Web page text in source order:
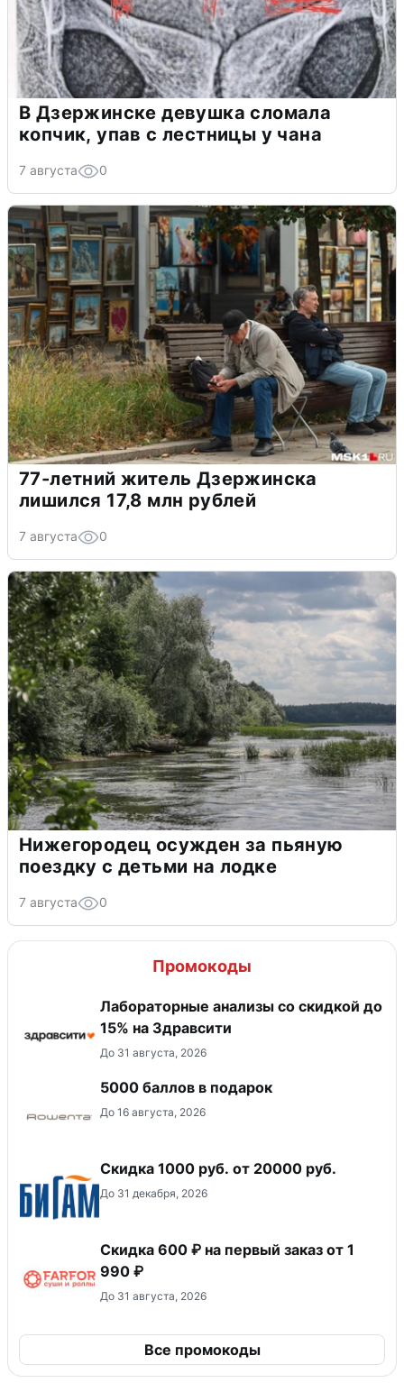
В Дзержинске девушка сломала
копчик, упав с лестницы у чана
7 августа 0
77-летний житель Дзержинска
лишился 17,8 млн рублей
7 августа 0
Нижегородец осужден за пьяную
поездку с детьми на лодке
7 августа 0
Промокоды
Лабораторные анализы со скидкой до
15% на Здравсити
До 31 августа, 2026
5000 баллов в подарок
До 16 августа, 2026
​Скидка 1000 руб. от 20000 руб.
До 31 декабря, 2026
Скидка 600 ₽ на первый заказ от 1
990 ₽
До 31 августа, 2026
Все промокоды